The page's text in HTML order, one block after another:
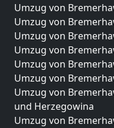
Umzug von
Umzug von
Umzug von
Umzug von
Umzug von
Umzug von
Umzug von
und Herzegowina
Umzug von